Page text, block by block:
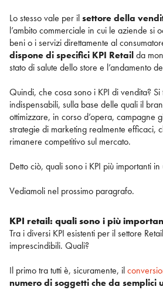
Lo stesso vale per ilsettore della
l’ambito commerciale in cui le aziende si
beni o i servizi direttamente al
dispone di specifici KPI Retailda
stato di salute dello store e l’andamento
Quindi, che cosa sono i KPI di vendita?
indispensabili, sulla base delle quali il
ottimizzare, in corso d’opera, campagne
strategie di marketing realmente efficaci,
rimanere competitivo sul mercato.
Detto ciò, quali sono i KPI più importanti
Vediamoli nel prossimo paragrafo.
KPI retail: quali sono i più
Tra i diversi KPI esistenti per il settore
imprescindibili. Quali?
Il primo tra tutti è, sicuramente, il
numero di soggetti che da semplici